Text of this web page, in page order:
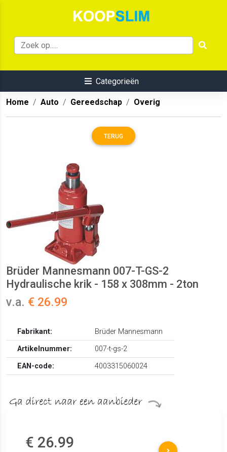
Categorieën
Home Auto Gereedschap Overig
TERUG
Brüder Mannesmann 007-T-GS-2
Hydraulische krik - 158 x 308mm - 2ton
v.a. € 26.99
Fabrikant:
Brüder Mannesmann
Artikelnummer:
007-t-gs-2
EAN-code:
4003315060024
€ 26.99